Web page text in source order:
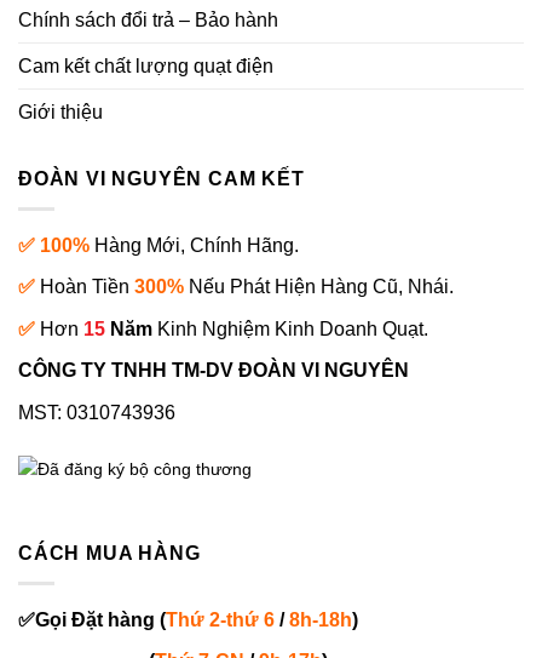
Chính sách đổi trả – Bảo hành
Cam kết chất lượng quạt điện
Giới thiệu
ĐOÀN VI NGUYÊN CAM KẾT
✅ 100% Hàng Mới, Chính Hãng.
✅ Hoàn Tiền 300% Nếu Phát Hiện Hàng Cũ, Nhái.
✅ Hơn 15 Năm Kinh Nghiệm Kinh Doanh Quạt.
CÔNG TY TNHH TM-DV ĐOÀN VI NGUYÊN
MST: 0310743936
CÁCH MUA HÀNG
✅Gọi Đặt hàng (Thứ 2-thứ 6 /8h-18h)